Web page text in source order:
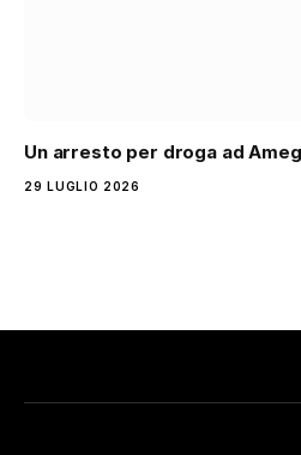
Un arresto per droga ad
29 LUGLIO 2026